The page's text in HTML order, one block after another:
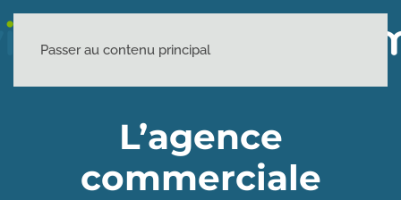
Passer au contenu principal
L’agence
commerciale